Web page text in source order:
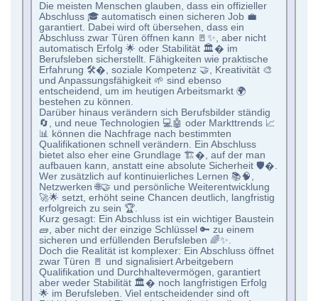
Die meisten Menschen glauben, dass ein offizieller
Abschluss 🎓 automatisch einen sicheren Job 💼
garantiert. Dabei wird oft übersehen, dass ein
Abschluss zwar Türen öffnen kann 🚪✨, aber nicht
automatisch Erfolg 🌟 oder Stabilität 🏛� im
Berufsleben sicherstellt. Fähigkeiten wie praktische
Erfahrung 🛠�, soziale Kompetenz 🤝, Kreativität 🎨
und Anpassungsfähigkeit 🌱 sind ebenso
entscheidend, um im heutigen Arbeitsmarkt 🌍
bestehen zu können.
Darüber hinaus verändern sich Berufsbilder ständig
🔄, und neue Technologien 💻🤖 oder Markttrends 📈
📊 können die Nachfrage nach bestimmten
Qualifikationen schnell verändern. Ein Abschluss
bietet also eher eine Grundlage 🏗�, auf der man
aufbauen kann, anstatt eine absolute Sicherheit 🛡�.
Wer zusätzlich auf kontinuierliches Lernen 📚🧠,
Netzwerken 🌐🤝 und persönliche Weiterentwicklung
🚀🌟 setzt, erhöht seine Chancen deutlich, langfristig
erfolgreich zu sein 🏆.
Kurz gesagt: Ein Abschluss ist ein wichtiger Baustein
🧱, aber nicht der einzige Schlüssel 🔑 zu einem
sicheren und erfüllenden Berufsleben 🌈✨.
Doch die Realität ist komplexer: Ein Abschluss öffnet
zwar Türen 🚪 und signalisiert Arbeitgebern
Qualifikation und Durchhaltevermögen, garantiert
aber weder Stabilität 🏛� noch langfristigen Erfolg
🌟 im Berufsleben. Viel entscheidender sind oft